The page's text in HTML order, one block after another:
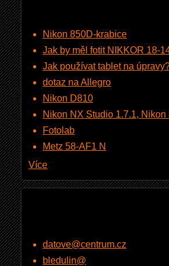
Nikon 850D-krabice
Jak by měl fotit NIKKOR 18-
Jak používat tablet na
dotaz na Allegro
Nikon D810
Nikon NX Studio 1.7.1,
Fotolab
Metz 58-AF1 N
Více
datove@centrum.cz
bledulin@